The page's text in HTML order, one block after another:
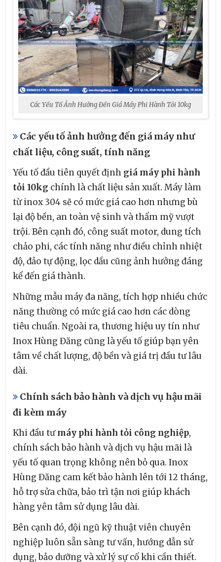
Các Yếu Tố Ảnh Hưởng Đến Giá Máy Phi Hành Tỏi 10kg
Các yếu tố ảnh hưởng đến giá máy như
chất liệu, công suất, tính năng
Yếu tố đầu tiên quyết định giá máy phi hành
tỏi 10kg chính là chất liệu sản xuất. Máy làm
từ inox 304 sẽ có mức giá cao hơn nhưng bù
lại độ bền, an toàn vệ sinh và thẩm mỹ vượt
trội. Bên cạnh đó, công suất motor, dung tích
chảo phi, các tính năng như điều chỉnh nhiệt
độ, đảo tự động, lọc dầu cũng ảnh hưởng đáng
kể đến giá thành.
Những mẫu máy đa năng, tích hợp nhiều chức
năng thường có mức giá cao hơn các dòng
tiêu chuẩn. Ngoài ra, thương hiệu uy tín như
Inox Hùng Đăng cũng là yếu tố giúp bạn yên
tâm về chất lượng, độ bền và giá trị đầu tư lâu
dài.
Chính sách bảo hành và dịch vụ hậu mãi
đi kèm máy
Khi đầu tưmáy phi hành tỏi công nghiệp,
chính sách bảo hành và dịch vụ hậu mãi là
yếu tố quan trọng không nên bỏ qua. Inox
Hùng Đăng cam kết bảo hành lên tới 12 tháng,
hỗ trợ sửa chữa, bảo trì tận nơi giúp khách
hàng yên tâm sử dụng lâu dài.
Bên cạnh đó, đội ngũ kỹ thuật viên chuyên
nghiệp luôn sẵn sàng tư vấn, hướng dẫn sử
dụng, bảo dưỡng và xử lý sự cố khi cần thiết.